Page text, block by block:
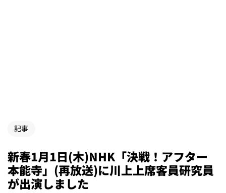
記事
新春1月1日(木)NHK「決戦！アフター
本能寺」(再放送)に川上上席客員研究員
が出演しました